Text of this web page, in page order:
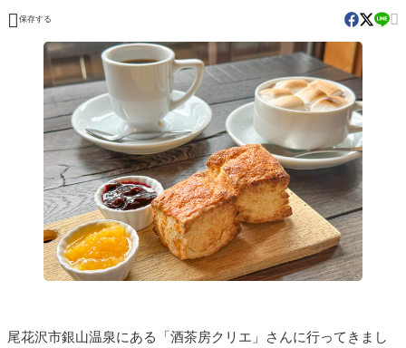
 保存する 
尾花沢市銀山温泉にある「酒茶房クリエ」さんに行ってきまし